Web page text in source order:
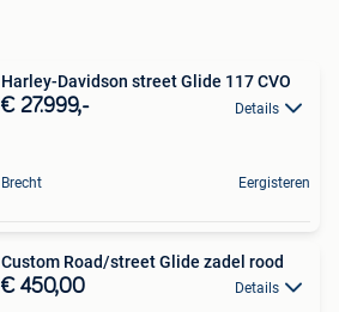
Harley-Davidson street Glide 117 CVO
€ 27.999,- Details
Brecht Eergisteren
Custom Road/street Glide zadel rood
€ 450,00 Details